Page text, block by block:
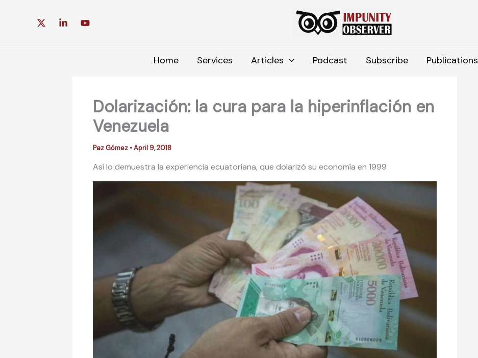
Home Services Articles Podcast Subscribe Publications
Dolarización: la cura para la hiperinflación en
Venezuela
Paz Gómez •April 9, 2018
Así lo demuestra la experiencia ecuatoriana, que dolarizó su economía en 1999